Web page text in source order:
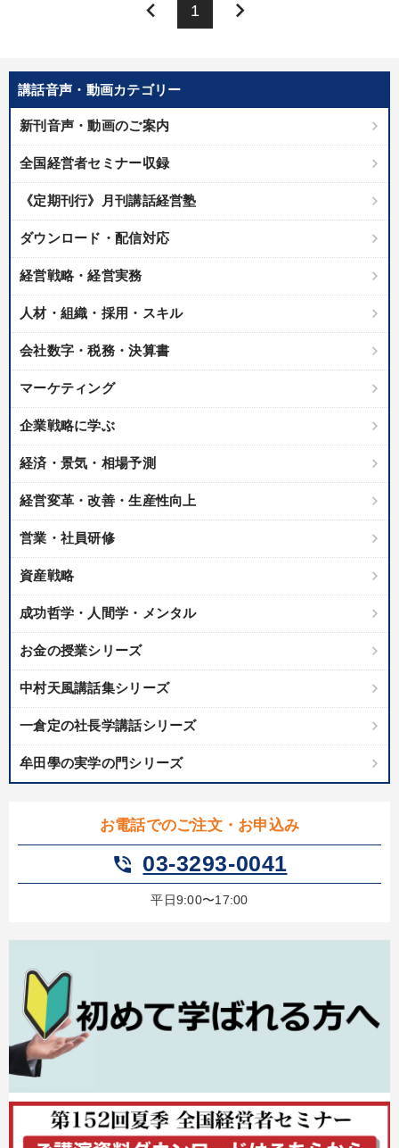
すべての音声・動画（全2077タイトル）からお探しいただけます
タグ・キーワード
労務問題・人事対策 モノづくり MBA 未来先見
労務問題・リスク対策 一倉定 デザイン 賃金制度
講話音声・動画カテゴリー
新刊音声・動画のご案内
全国経営者セミナー収録
《定期刊行》月刊講話経営塾
ダウンロード・配信対応
経営戦略・経営実務
人材・組織・採用・スキル
会社数字・税務・決算書
マーケティング
企業戦略に学ぶ
経済・景気・相場予測
経営変革・改善・生産性向上
営業・社員研修
資産戦略
成功哲学・人間学・メンタル
お金の授業シリーズ
中村天風講話集シリーズ
一倉定の社長学講話シリーズ
牟田學の実学の門シリーズ
お電話でのご注文・お申込み
phone_in_talk 03-3293-0041
平日9:00〜17:00
keyboard_arrow_left 1 keyboard_arrow_right